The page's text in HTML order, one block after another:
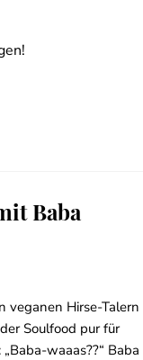
Baba
veganen Hirse-Talern
Soulfood pur für
waaas??“ Baba